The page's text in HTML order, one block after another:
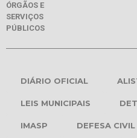
ÓRGÃOS E
SERVIÇOS
PÚBLICOS
DIÁRIO OFICIAL
LEIS MUNICIPAIS
IMASP DEFESA CIVIL